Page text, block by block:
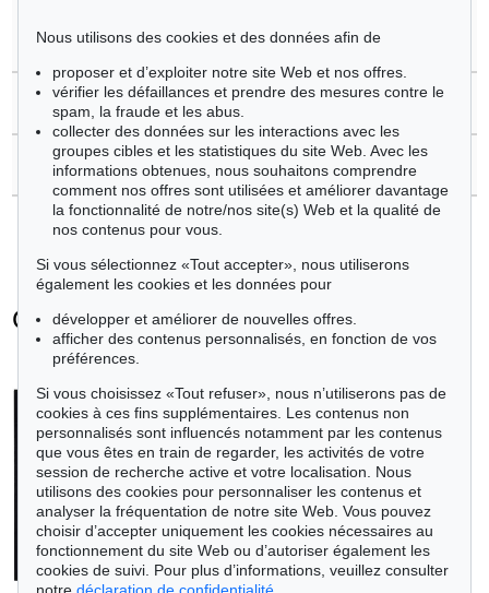
Günter Fruhtrunk
Questions sur l´achat
Contacter l'expert
Günter Fruhtrunk - Objets vendus
toutes les offres
Nous utilisons des cookies et des données afin de
proposer et d’exploiter notre site Web et nos offres.
vérifier les défaillances et prendre des mesures contre le
spam, la fraude et les abus.
collecter des données sur les interactions avec les
groupes cibles et les statistiques du site Web. Avec les
informations obtenues, nous souhaitons comprendre
comment nos offres sont utilisées et améliorer davantage
la fonctionnalité de notre/nos site(s) Web et la qualité de
nos contenus pour vous.
Si vous sélectionnez «Tout accepter», nous utiliserons
également les cookies et les données pour
développer et améliorer de nouvelles offres.
afficher des contenus personnalisés, en fonction de vos
préférences.
Si vous choisissez «Tout refuser», nous n’utiliserons pas de
cookies à ces fins supplémentaires. Les contenus non
personnalisés sont influencés notamment par les contenus
que vous êtes en train de regarder, les activités de votre
session de recherche active et votre localisation. Nous
utilisons des cookies pour personnaliser les contenus et
analyser la fréquentation de notre site Web. Vous pouvez
choisir d’accepter uniquement les cookies nécessaires au
fonctionnement du site Web ou d’autoriser également les
cookies de suivi. Pour plus d’informations, veuillez consulter